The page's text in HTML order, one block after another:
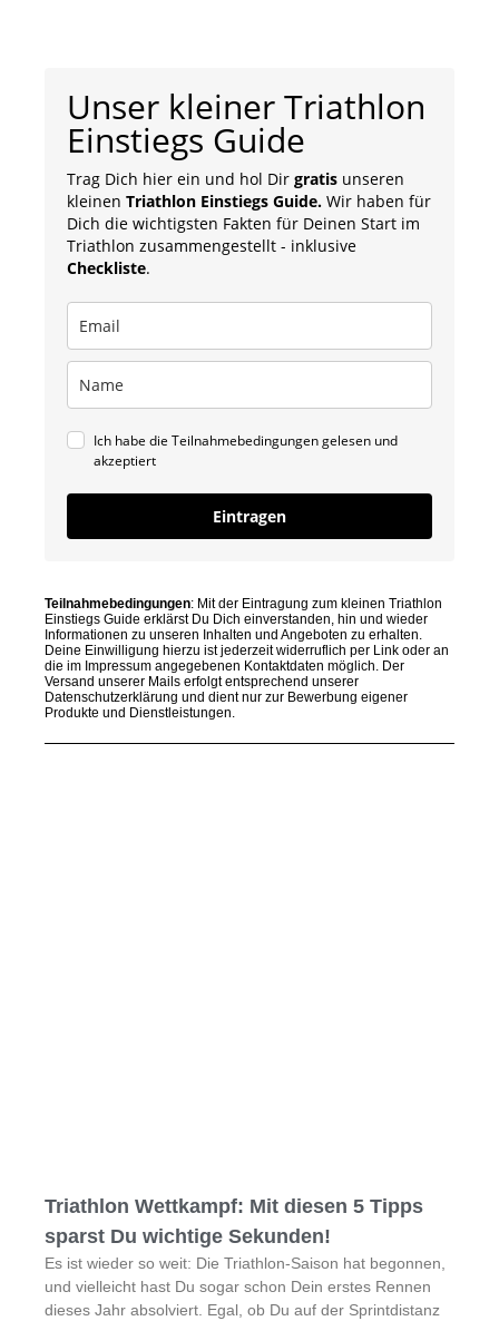
Unser kleiner Triathlon
Einstiegs Guide
Trag Dich hier ein und hol Dir gratis unseren
kleinen Triathlon Einstiegs Guide. Wir haben für
Dich die wichtigsten Fakten für Deinen Start im
Triathlon zusammengestellt - inklusive
Checkliste.
Ich habe die Teilnahmebedingungen gelesen und
akzeptiert
Eintragen
Teilnahmebedingungen: Mit der Eintragung zum kleinen Triathlon
Einstiegs Guide erklärst Du Dich einverstanden, hin und wieder
Informationen zu unseren Inhalten und Angeboten zu erhalten.
Deine Einwilligung hierzu ist jederzeit widerruflich per Link oder an
die im Impressum angegebenen Kontaktdaten möglich. Der
Versand unserer Mails erfolgt entsprechend unserer
Datenschutzerklärung und dient nur zur Bewerbung eigener
Produkte und Dienstleistungen.
Triathlon Wettkampf: Mit diesen 5 Tipps
sparst Du wichtige Sekunden!
Es ist wieder so weit: Die Triathlon-Saison hat begonnen,
und vielleicht hast Du sogar schon Dein erstes Rennen
dieses Jahr absolviert. Egal, ob Du auf der Sprintdistanz